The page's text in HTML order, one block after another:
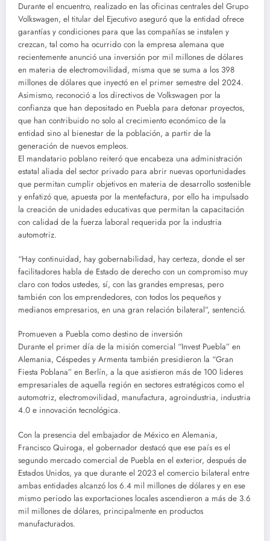
Durante el encuentro, realizado en las oficinas centrales del Grupo
Volkswagen, el titular del Ejecutivo aseguró que la entidad ofrece
garantías y condiciones para que las compañías se instalen y
crezcan, tal como ha ocurrido con la empresa alemana que
recientemente anunció una inversión por mil millones de dólares
en materia de electromovilidad, misma que se suma a los 398
millones de dólares que inyectó en el primer semestre del 2024.
Asimismo, reconoció a los directivos de Volkswagen por la
confianza que han depositado en Puebla para detonar proyectos,
que han contribuido no solo al crecimiento económico de la
entidad sino al bienestar de la población, a partir de la
generación de nuevos empleos.
El mandatario poblano reiteró que encabeza una administración
estatal aliada del sector privado para abrir nuevas oportunidades
que permitan cumplir objetivos en materia de desarrollo sostenible
y enfatizó que, apuesta por la mentefactura, por ello ha impulsado
la creación de unidades educativas que permitan la capacitación
con calidad de la fuerza laboral requerida por la industria
automotriz.
“Hay continuidad, hay gobernabilidad, hay certeza, donde el ser
facilitadores habla de Estado de derecho con un compromiso muy
claro con todos ustedes, sí, con las grandes empresas, pero
también con los emprendedores, con todos los pequeños y
medianos empresarios, en una gran relación bilateral”, sentenció.
Promueven a Puebla como destino de inversión
Durante el primer día de la misión comercial “Invest Puebla” en
Alemania, Céspedes y Armenta también presidieron la “Gran
Fiesta Poblana” en Berlín, a la que asistieron más de 100 lideres
empresariales de aquella región en sectores estratégicos como el
automotriz, electromovilidad, manufactura, agroindustria, industria
4.0 e innovación tecnológica.
Con la presencia del embajador de México en Alemania,
Francisco Quiroga, el gobernador destacó que ese país es el
segundo mercado comercial de Puebla en el exterior, después de
Estados Unidos, ya que durante el 2023 el comercio bilateral entre
ambas entidades alcanzó los 6.4 mil millones de dólares y en ese
mismo periodo las exportaciones locales ascendieron a más de 3.6
mil millones de dólares, principalmente en productos
manufacturados.